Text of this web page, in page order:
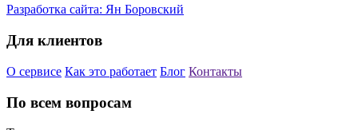
Разработка сайта: Ян Боровский
Для клиентов
О сервисе Как это работает Блог Контакты
По всем вопросам